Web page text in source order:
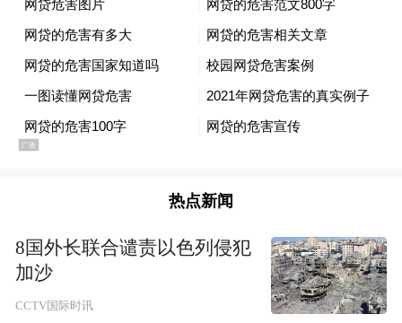
热点新闻
8国外长联合谴责以色列侵犯
加沙
CCTV国际时讯